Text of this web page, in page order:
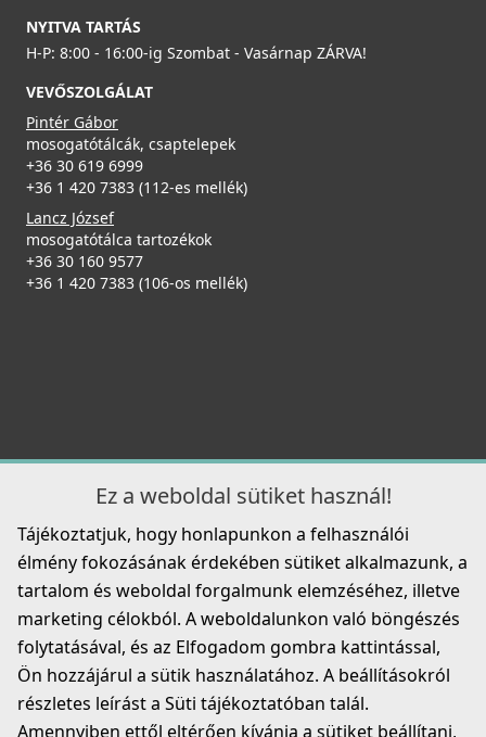
NYITVA TARTÁS
H-P: 8:00 - 16:00-ig Szombat - Vasárnap ZÁRVA!
VEVŐSZOLGÁLAT
Pintér Gábor
mosogatótálcák, csaptelepek
+36 30 619 6999
+36 1 420 7383 (112-es mellék)
Lancz József
mosogatótálca tartozékok
+36 30 160 9577
+36 1 420 7383 (106-os mellék)
Ez a weboldal sütiket használ!
Tájékoztatjuk, hogy honlapunkon a felhasználói
élmény fokozásának érdekében sütiket alkalmazunk, a
tartalom és weboldal forgalmunk elemzéséhez, illetve
marketing célokból. A weboldalunkon való böngészés
folytatásával, és az Elfogadom gombra kattintással,
Ön hozzájárul a sütik használatához. A beállításokról
részletes leírást a Süti tájékoztatóban talál.
Amennyiben ettől eltérően kívánja a sütiket beállítani,